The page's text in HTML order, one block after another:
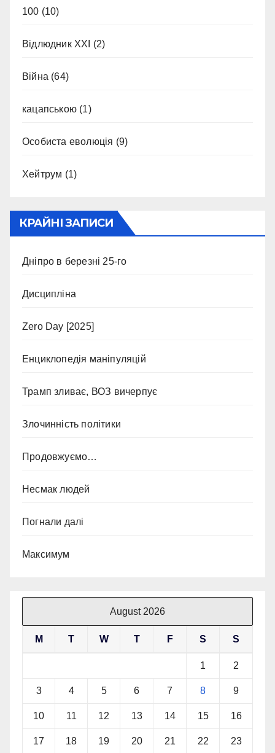
100 (10)
Відлюдник XXI (2)
Війна (64)
кацапською (1)
Особиста еволюція (9)
Хейтрум (1)
КРАЙНІ ЗАПИСИ
Дніпро в березні 25-го
Дисципліна
Zero Day [2025]
Енциклопедія маніпуляцій
Трамп зливає, ВОЗ вичерпує
Злочинність політики
Продовжуємо…
Несмак людей
Погнали далі
Максимум
August 2026
M T W T F S S
1 2
3 4 5 6 7 8 9
10 11 12 13 14 15 16
17 18 19 20 21 22 23